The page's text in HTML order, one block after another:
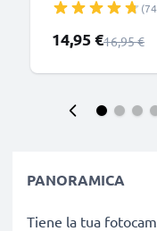
per cellulari
Compatibile con
Colore nero
Prezzo speciale
14,95 €Prezzo
16,95 €
PANORAMICA
Tiene la tua